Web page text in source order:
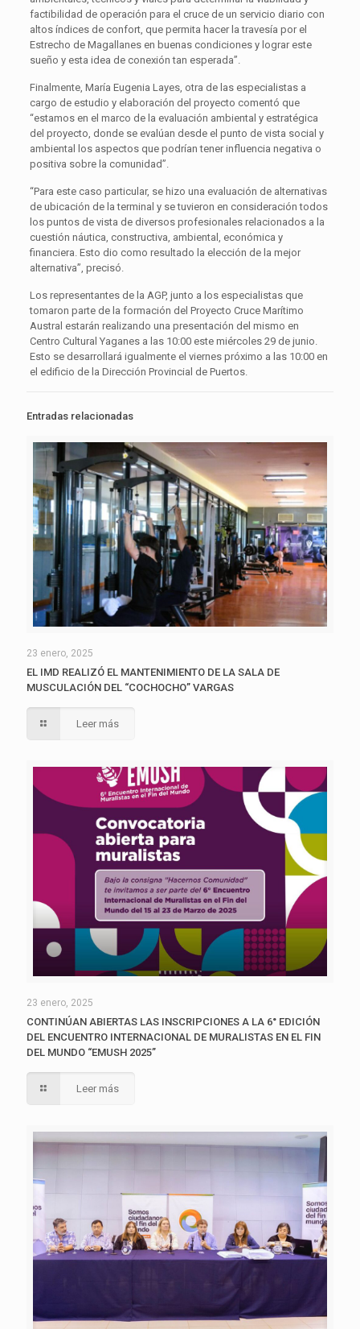
factibilidad de operación para el cruce de un servicio diario con
altos índices de confort, que permita hacer la travesía por el
Estrecho de Magallanes en buenas condiciones y lograr este
sueño y esta idea de conexión tan esperada”.
Finalmente, María Eugenia Layes, otra de las especialistas a
cargo de estudio y elaboración del proyecto comentó que
“estamos en el marco de la evaluación ambiental y estratégica
del proyecto, donde se evalúan desde el punto de vista social y
ambiental los aspectos que podrían tener influencia negativa o
positiva sobre la comunidad”.
“Para este caso particular, se hizo una evaluación de alternativas
de ubicación de la terminal y se tuvieron en consideración todos
los puntos de vista de diversos profesionales relacionados a la
cuestión náutica, constructiva, ambiental, económica y
financiera. Esto dio como resultado la elección de la mejor
alternativa”, precisó.
Los representantes de la AGP, junto a los especialistas que
tomaron parte de la formación del Proyecto Cruce Marítimo
Austral estarán realizando una presentación del mismo en
Centro Cultural Yaganes a las 10:00 este miércoles 29 de junio.
Esto se desarrollará igualmente el viernes próximo a las 10:00 en
el edificio de la Dirección Provincial de Puertos.
Entradas relacionadas
23 enero, 2025
EL IMD REALIZÓ EL MANTENIMIENTO DE LA SALA DE
MUSCULACIÓN DEL “COCHOCHO” VARGAS
Leer más
23 enero, 2025
CONTINÚAN ABIERTAS LAS INSCRIPCIONES A LA 6° EDICIÓN
DEL ENCUENTRO INTERNACIONAL DE MURALISTAS EN EL FIN
DEL MUNDO “EMUSH 2025”
Leer más